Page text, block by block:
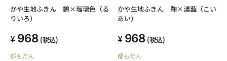
かや生地ふきん 鶴×瑠璃色（る
りいろ）
968 (税込)
都もだん
かや生地ふきん 鞠×濃藍（こい
あい）
968 (税込)
都もだん